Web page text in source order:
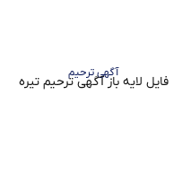
آگهی ترحیم
فایل لایه باز آگهی ترحیم تیره